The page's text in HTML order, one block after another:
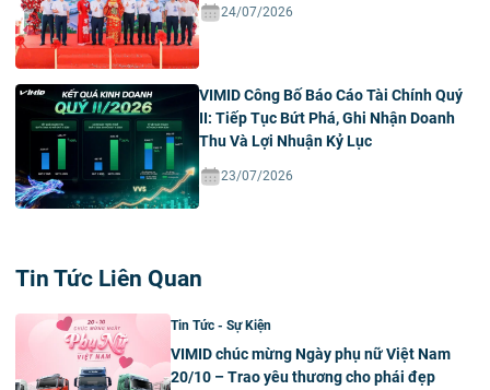
24/07/2026
VIMID Công Bố Báo Cáo Tài Chính Quý
II: Tiếp Tục Bứt Phá, Ghi Nhận Doanh
Thu Và Lợi Nhuận Kỷ Lục
23/07/2026
Tin Tức Liên Quan
Tin Tức - Sự Kiện
VIMID chúc mừng Ngày phụ nữ Việt Nam
20/10 – Trao yêu thương cho phái đẹp